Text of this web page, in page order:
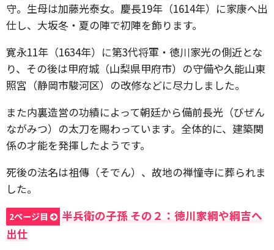
守。生母は加藤光泰女。慶長19年（1614年）に家康へ出
仕し、大坂冬・夏の陣で初陣を飾ります。
寛永11年（1634年）に第3代将軍・徳川家光の側近とな
り、その後は甲府城（山梨県甲府市）の守備や久能山東
照宮（静岡市駿河区）の改修などに尽力しました。
また内裏造営の功績によって朝廷から備前長光（びぜん
ながみつ）の太刀を賜わっています。全体的に、建築関
係の才能を発揮したようです。
死後の法名は祖傳（そでん）、故地の禅憧寺に葬られま
した。
2ページ目
半兵衛の子孫 その２：徳川家綱や綱吉へ
出仕